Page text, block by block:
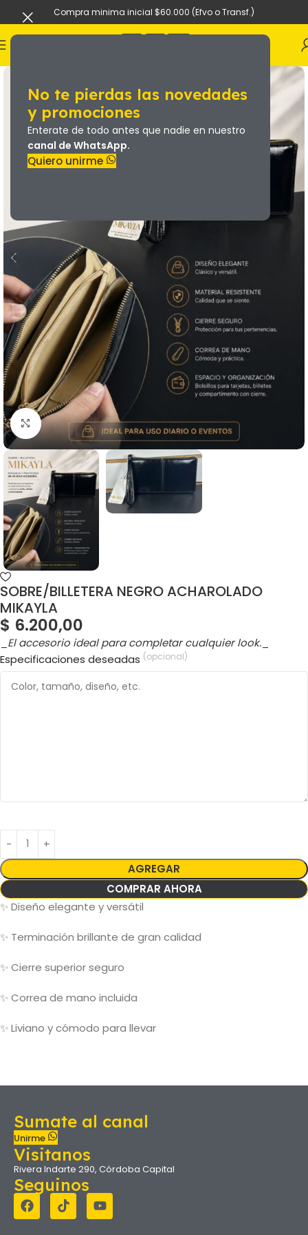
No te pierdas las novedades
y promociones
Enterate de todo antes que nadie en nuestro
canal de WhatsApp.
Quiero unirme
Compra minima inicial $60.000 (Efvo o Transf.)
SOBRE/BILLETERA NEGRO ACHAROLADO
MIKAYLA
$ 6.200,00
El accesorio ideal para completar cualquier look.
Especificaciones deseadas (opcional)
AGREGAR
COMPRAR AHORA
✨Diseño elegante y versátil
✨ Terminación brillante de gran calidad
✨Cierre superior seguro
✨Correa de mano incluida
✨Liviano y cómodo para llevar
Sumate al canal
Unirme
Visitanos
Rivera Indarte 290, Córdoba Capital
Seguinos